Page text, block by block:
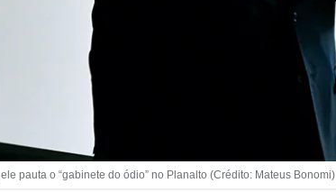
pauta o “gabinete do ódio” no Planalto (Crédito: Mateus Bonomi)